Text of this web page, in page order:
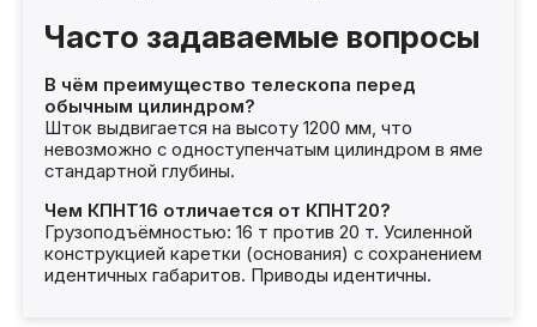
Часто задаваемые вопросы
В чём преимущество телескопа перед
обычным цилиндром?
Шток выдвигается на высоту 1200 мм, что
невозможно с одноступенчатым цилиндром в яме
стандартной глубины.
Чем КПНТ16 отличается от КПНТ20?
Грузоподъёмностью: 16 т против 20 т. Усиленной
конструкцией каретки (основания) с сохранением
идентичных габаритов. Приводы идентичны.